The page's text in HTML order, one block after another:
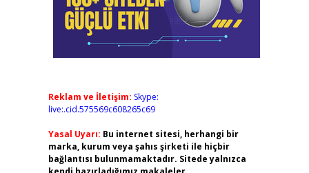
Reklam ve İletişim: Skype:
live:.cid.575569c608265c69
Yasal Uyarı: Bu internet sitesi, herhangi bir
marka, kurum veya şahıs şirketi ile hiçbir
bağlantısı bulunmamaktadır. Sitede yalnızca